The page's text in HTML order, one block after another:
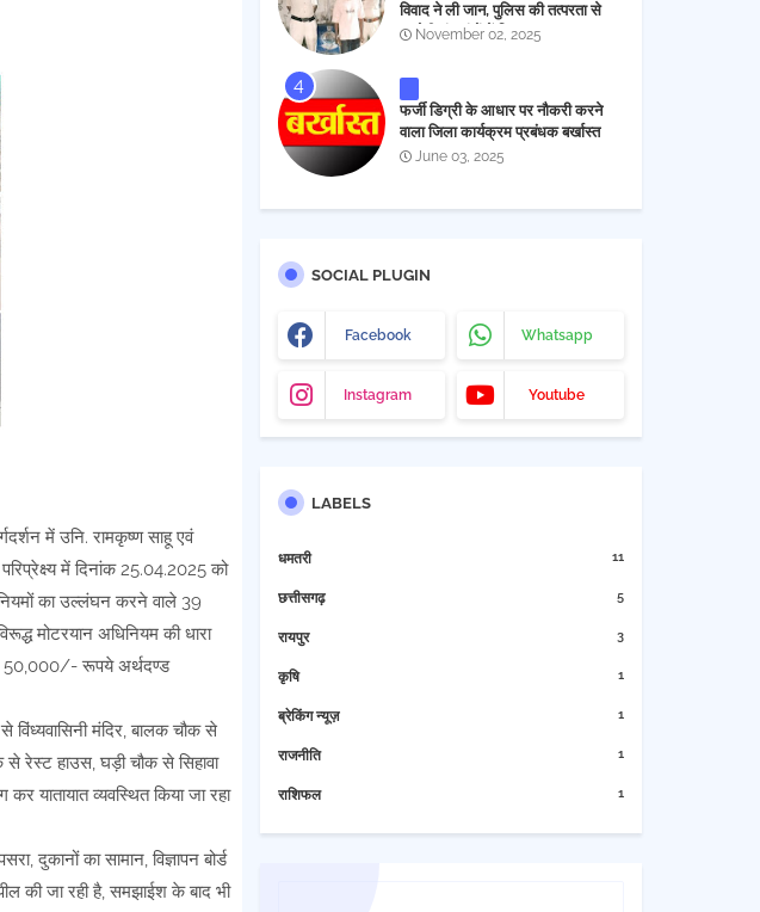
में उनि. रामकृष्ण साहू एवं
में दिनांक 25.04.2025 को
नियमों का उल्लंघन करने वाले 39
मोटरयान अधिनियम की धारा
पर 50,000/- रूपये अर्थदण्ड
मंदिर, बालक चौक से
से रेस्ट हाउस, घड़ी चौक से सिहावा
यातायात व्यवस्थित किया जा रहा
दुकानों का सामान, विज्ञापन बोर्ड
की जा रही है, समझाईश के बाद भी
विवाद ने ली जान, पुलिस की तत्परता से
आरोपी चंद घंटों में गिरफ्तार
November 02, 2025
फर्जी डिग्री के आधार पर नौकरी करने
वाला जिला कार्यक्रम प्रबंधक बर्खास्त
June 03, 2025
SOCIAL PLUGIN
Facebook Whatsapp
Instagram Youtube
LABELS
धमतरी 11
छत्तीसगढ़ 5
रायपुर 3
कृषि 1
ब्रेकिंग न्यूज़ 1
राजनीति 1
राशिफल 1